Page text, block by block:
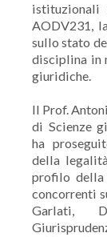
istituzionali
AODV231,
sullo stato
disciplina in
giuridiche.
Il Prof.
di Scienze
ha
della
profilo della
concorrenti
Garlati,